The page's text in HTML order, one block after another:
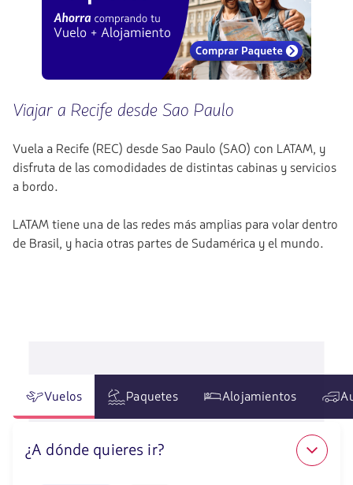
Viajar a Recife desde Sao Paulo
Vuela a Recife (REC) desde Sao Paulo (SAO) con LATAM, y
disfruta de las comodidades de distintas cabinas y servicios
a bordo.
LATAM tiene una de las redes más amplias para volar dentro
de Brasil, y hacia otras partes de Sudamérica y el mundo.
Vuelos Paquetes Alojamientos
¿A dónde quieres ir?